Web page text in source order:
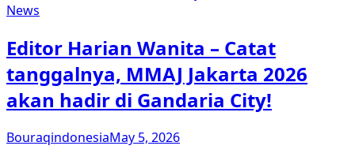
News
Editor Harian Wanita – Catat
tanggalnya, MMAJ Jakarta 2026
akan hadir di Gandaria City!
BouraqindonesiaMay 5, 2026